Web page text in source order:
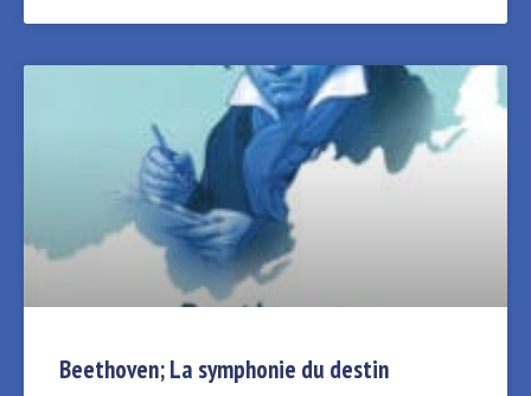
Beethoven; La symphonie du destin